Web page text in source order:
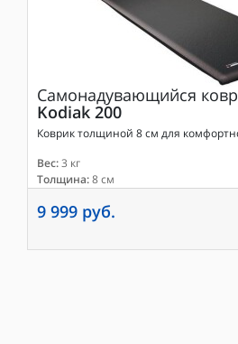
Самонадувающийся
Kodiak 200
Коврик толщиной 8 см для
Вес:3 кг
Толщина:8 см
9 999 руб.